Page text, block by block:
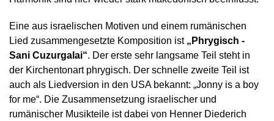
Eine aus israelischen Motiven und einem rumänischen
Lied zusammengesetzte Komposition ist „Phrygisch -
Sani Cuzurgalai“. Der erste sehr langsame Teil steht in
der Kirchentonart phrygisch. Der schnelle zweite Teil ist
auch als Liedversion in den USA bekannt: „Jonny is a boy
for me“. Die Zusammensetzung israelischer und
rumänischer Musikteile ist dabei von Henner Diederich